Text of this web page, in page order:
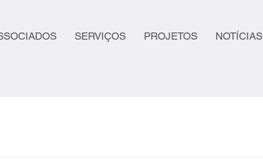
SERVIÇOS PROJETOS NOTÍCIAS